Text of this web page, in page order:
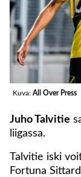
Kuva: All Over Press
Juho Talvitie
liigassa.
Talvitie iski
Fortuna